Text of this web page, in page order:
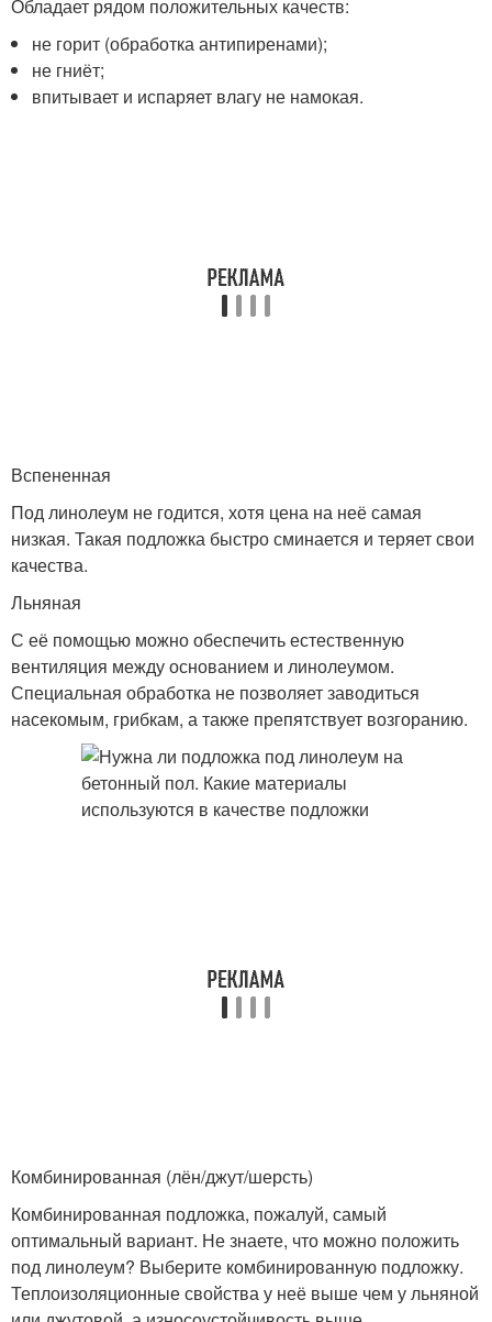
Обладает рядом положительных качеств:
не горит (обработка антипиренами);
не гниёт;
впитывает и испаряет влагу не намокая.
Вспененная
Под линолеум не годится, хотя цена на неё самая
низкая. Такая подложка быстро сминается и теряет свои
качества.
Льняная
С её помощью можно обеспечить естественную
вентиляция между основанием и линолеумом.
Специальная обработка не позволяет заводиться
насекомым, грибкам, а также препятствует возгоранию.
Комбинированная (лён/джут/шерсть)
Комбинированная подложка, пожалуй, самый
оптимальный вариант. Не знаете, что можно положить
под линолеум? Выберите комбинированную подложку.
Теплоизоляционные свойства у неё выше чем у льняной